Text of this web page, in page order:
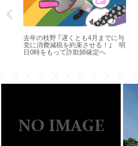
去年の枝野 ｢遅くとも4月までに与
党に消費減税を約束させる！｣ 明
日0時をもって詐欺師確定へ